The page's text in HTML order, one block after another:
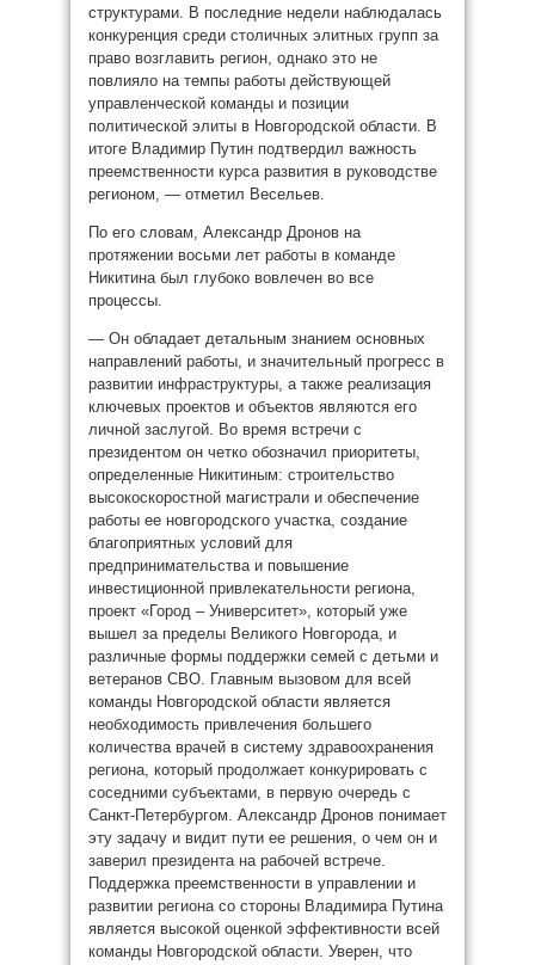
структурами. В последние недели наблюдалась
конкуренция среди столичных элитных групп за
право возглавить регион, однако это не
повлияло на темпы работы действующей
управленческой команды и позиции
политической элиты в Новгородской области. В
итоге Владимир Путин подтвердил важность
преемственности курса развития в руководстве
регионом, — отметил Весельев.
По его словам, Александр Дронов на
протяжении восьми лет работы в команде
Никитина был глубоко вовлечен во все
процессы.
— Он обладает детальным знанием основных
направлений работы, и значительный прогресс в
развитии инфраструктуры, а также реализация
ключевых проектов и объектов являются его
личной заслугой. Во время встречи с
президентом он четко обозначил приоритеты,
определенные Никитиным: строительство
высокоскоростной магистрали и обеспечение
работы ее новгородского участка, создание
благоприятных условий для
предпринимательства и повышение
инвестиционной привлекательности региона,
проект «Город – Университет», который уже
вышел за пределы Великого Новгорода, и
различные формы поддержки семей с детьми и
ветеранов СВО. Главным вызовом для всей
команды Новгородской области является
необходимость привлечения большего
количества врачей в систему здравоохранения
региона, который продолжает конкурировать с
соседними субъектами, в первую очередь с
Санкт-Петербургом. Александр Дронов понимает
эту задачу и видит пути ее решения, о чем он и
заверил президента на рабочей встрече.
Поддержка преемственности в управлении и
развитии региона со стороны Владимира Путина
является высокой оценкой эффективности всей
команды Новгородской области. Уверен, что